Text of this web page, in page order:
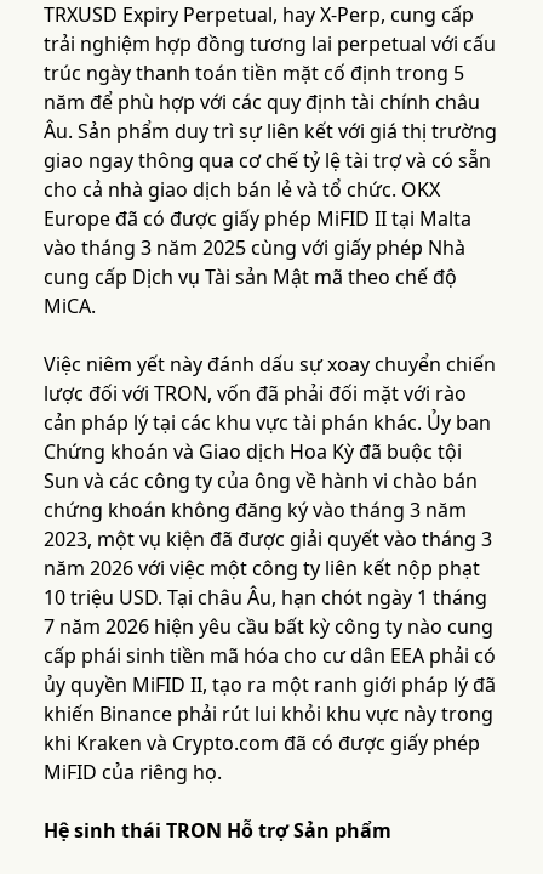
TRXUSD Expiry Perpetual, hay X-Perp, cung cấp
trải nghiệm hợp đồng tương lai perpetual với cấu
trúc ngày thanh toán tiền mặt cố định trong 5
năm để phù hợp với các quy định tài chính châu
Âu. Sản phẩm duy trì sự liên kết với giá thị trường
giao ngay thông qua cơ chế tỷ lệ tài trợ và có sẵn
cho cả nhà giao dịch bán lẻ và tổ chức. OKX
Europe đã có được giấy phép MiFID II tại Malta
vào tháng 3 năm 2025 cùng với giấy phép Nhà
cung cấp Dịch vụ Tài sản Mật mã theo chế độ
MiCA.
Việc niêm yết này đánh dấu sự xoay chuyển chiến
lược đối với TRON, vốn đã phải đối mặt với rào
cản pháp lý tại các khu vực tài phán khác. Ủy ban
Chứng khoán và Giao dịch Hoa Kỳ đã buộc tội
Sun và các công ty của ông về hành vi chào bán
chứng khoán không đăng ký vào tháng 3 năm
2023, một vụ kiện đã được giải quyết vào tháng 3
năm 2026 với việc một công ty liên kết nộp phạt
10 triệu USD. Tại châu Âu, hạn chót ngày 1 tháng
7 năm 2026 hiện yêu cầu bất kỳ công ty nào cung
cấp phái sinh tiền mã hóa cho cư dân EEA phải có
ủy quyền MiFID II, tạo ra một ranh giới pháp lý đã
khiến Binance phải rút lui khỏi khu vực này trong
khi Kraken và Crypto.com đã có được giấy phép
MiFID của riêng họ.
Hệ sinh thái TRON Hỗ trợ Sản phẩm